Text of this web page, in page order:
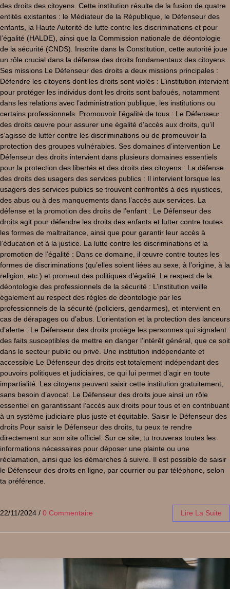
des droits des citoyens. Cette institution résulte de la fusion de quatre
entités existantes : le Médiateur de la République, le Défenseur des
enfants, la Haute Autorité de lutte contre les discriminations et pour
l’égalité (HALDE), ainsi que la Commission nationale de déontologie
de la sécurité (CNDS). Inscrite dans la Constitution, cette autorité joue
un rôle crucial dans la défense des droits fondamentaux des citoyens.
Ses missions Le Défenseur des droits a deux missions principales :
Défendre les citoyens dont les droits sont violés : L’institution intervient
pour protéger les individus dont les droits sont bafoués, notamment
dans les relations avec l’administration publique, les institutions ou
certains professionnels. Promouvoir l’égalité de tous : Le Défenseur
des droits œuvre pour assurer une égalité d’accès aux droits, qu’il
s’agisse de lutter contre les discriminations ou de promouvoir la
protection des groupes vulnérables. Ses domaines d’intervention Le
Défenseur des droits intervient dans plusieurs domaines essentiels
pour la protection des libertés et des droits des citoyens : La défense
des droits des usagers des services publics : Il intervient lorsque les
usagers des services publics se trouvent confrontés à des injustices,
des abus ou à des manquements dans l’accès aux services. La
défense et la promotion des droits de l’enfant : Le Défenseur des
droits agit pour défendre les droits des enfants et lutter contre toutes
les formes de maltraitance, ainsi que pour garantir leur accès à
l’éducation et à la justice. La lutte contre les discriminations et la
promotion de l’égalité : Dans ce domaine, il œuvre contre toutes les
formes de discriminations (qu’elles soient liées au sexe, à l’origine, à la
religion, etc.) et promeut des politiques d’égalité. Le respect de la
déontologie des professionnels de la sécurité : L’institution veille
également au respect des règles de déontologie par les
professionnels de la sécurité (policiers, gendarmes), et intervient en
cas de dérapages ou d’abus. L’orientation et la protection des lanceurs
d’alerte : Le Défenseur des droits protège les personnes qui signalent
des faits susceptibles de mettre en danger l’intérêt général, que ce soit
dans le secteur public ou privé. Une institution indépendante et
accessible Le Défenseur des droits est totalement indépendant des
pouvoirs politiques et judiciaires, ce qui lui permet d’agir en toute
impartialité. Les citoyens peuvent saisir cette institution gratuitement,
sans besoin d’avocat. Le Défenseur des droits joue ainsi un rôle
essentiel en garantissant l’accès aux droits pour tous et en contribuant
à un système judiciaire plus juste et équitable. Saisir le Défenseur des
droits Pour saisir le Défenseur des droits, tu peux te rendre
directement sur son site officiel. Sur ce site, tu trouveras toutes les
informations nécessaires pour déposer une plainte ou une
réclamation, ainsi que les démarches à suivre. Il est possible de saisir
le Défenseur des droits en ligne, par courrier ou par téléphone, selon
ta préférence.
22/11/2024 / 0 Commentaire Lire La Suite